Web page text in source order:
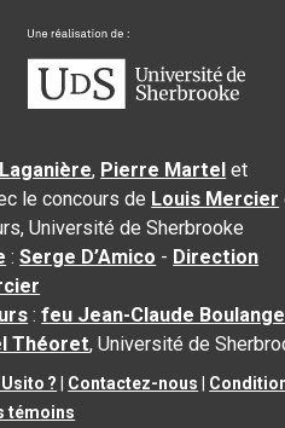
, Pierre Martel et
le concours de Louis Mercier
Université de Sherbrooke
:Serge D’Amico - Direction
:feu Jean-Claude
Théoret, Université de
? Contactez-nous
témoins